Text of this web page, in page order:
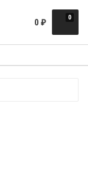
0
0 ₽